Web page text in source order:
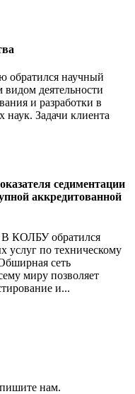
обратился научный
деятельности
и разработки в
наук. Задачи клиента
седиментации
аккредитованной
обратился
услуг по техническому
сеть
миру позволяет
и...
нам.